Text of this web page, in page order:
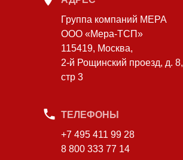
Группа компаний МЕРА
ООО «Мера-ТСП»
115419, Москва,
2-й Рощинский проезд, д. 8,
стр 3
ТЕЛЕФОНЫ
+7 495 411 99 28
8 800 333 77 14